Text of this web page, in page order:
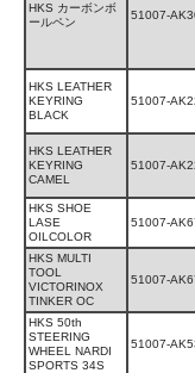
HKS カーボンボ
ールペン
51007-
HKS LEATHER
KEYRING
BLACK
51007-
HKS LEATHER
KEYRING
CAMEL
51007-
HKS SHOE
LASE
OILCOLOR
51007-
HKS MULTI
TOOL
VICTORINOX
TINKER OC
51007-
HKS 50th
STEERING
WHEEL NARDI
SPORTS 34S
51007-